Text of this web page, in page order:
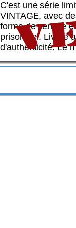
C'est une série
VINTAGE, avec
forme de serrure
prisonnier. Livrée
d'authenticité. Le